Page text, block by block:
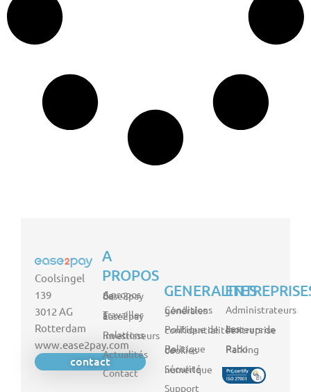
Coolsingel
139
3012 AG
Rotterdam
www.ease2pay.com
contact
A
PROPOS
A propos de Ease2pay
Travailler à Ease2pay
Relations investisseurs
Actualités
Contact
GENERALITES
Conditions générales
Politique de confidentialité
Politique de cookies
Sécurité numérique
Support
Administrateurs
Les moteurs de l'entreprise
Rabo Parking